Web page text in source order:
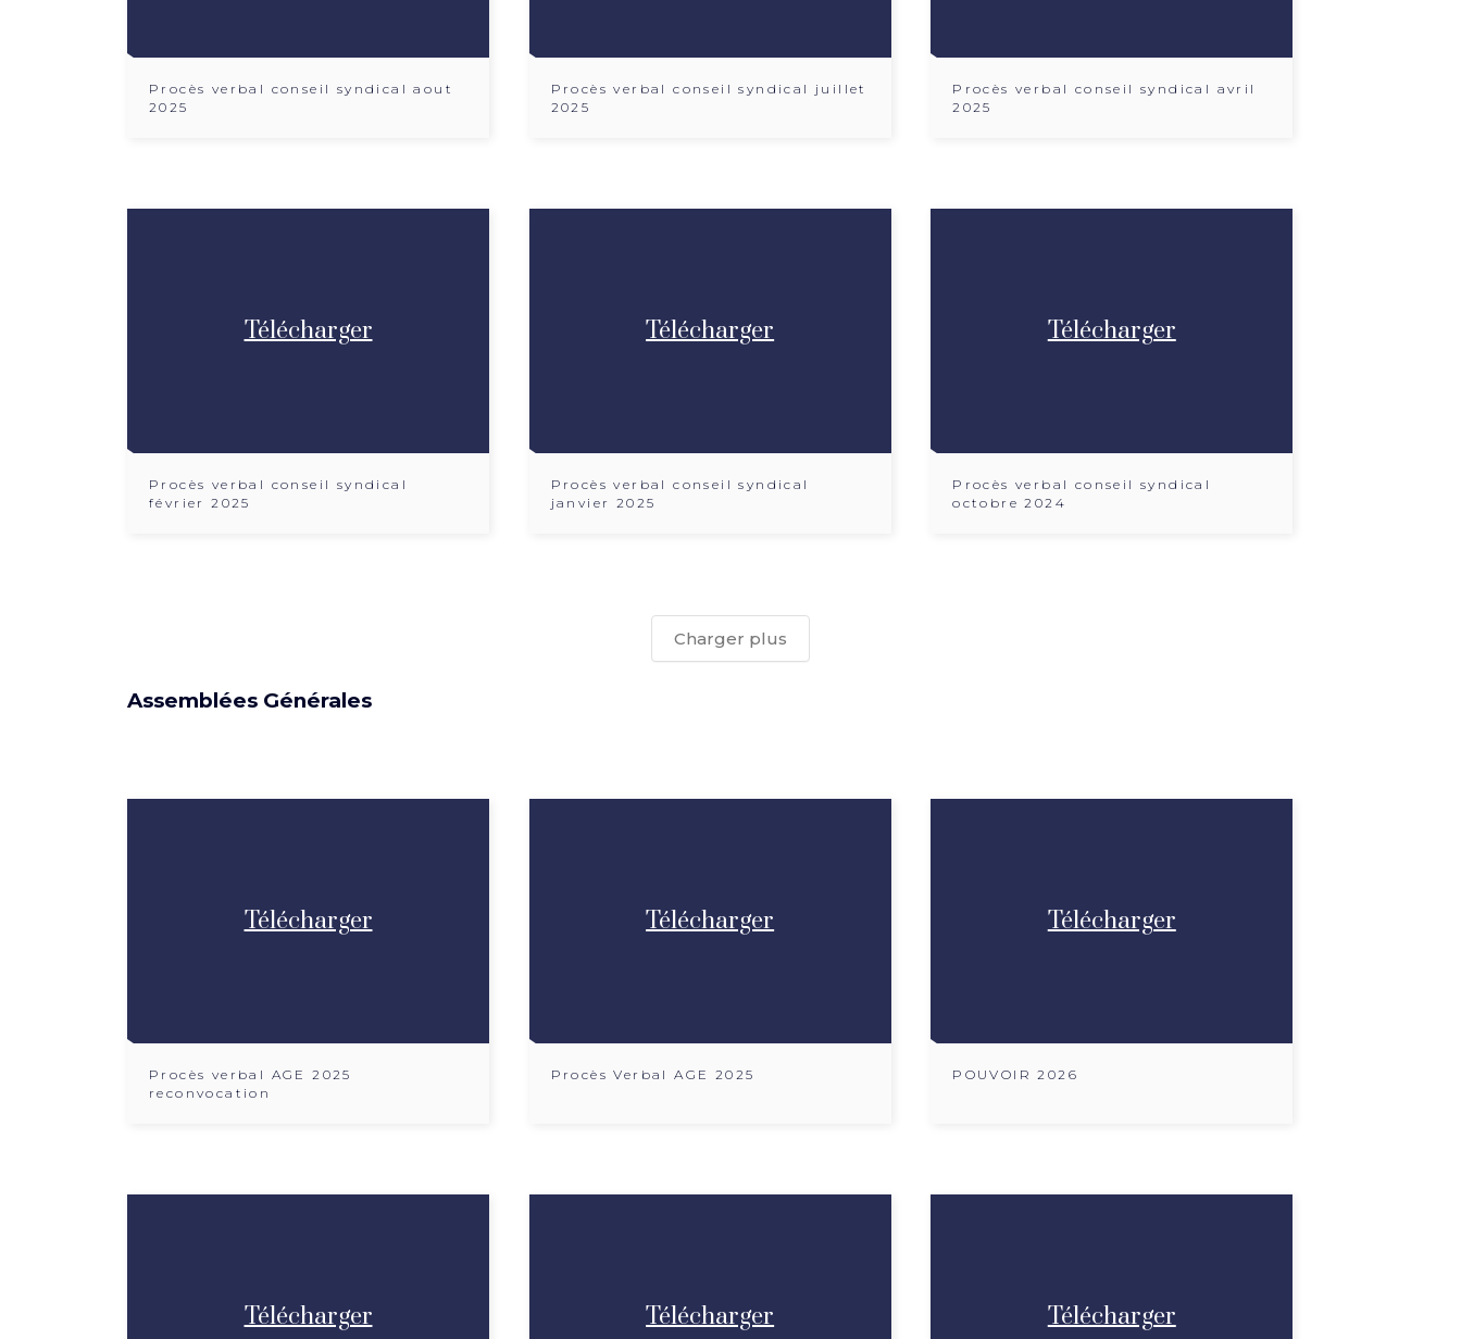
Procès verbal conseil syndical aout
2025
Procès verbal conseil syndical juillet
2025
Procès verbal conseil syndical avril
2025
Télécharger
Procès verbal conseil syndical
février 2025
Télécharger
Procès verbal conseil syndical
janvier 2025
Télécharger
Procès verbal conseil syndical
octobre 2024
Charger plus
Assemblées Générales
Télécharger
Procès verbal AGE 2025
reconvocation
Télécharger
Procès Verbal AGE 2025
Télécharger
POUVOIR 2026
Télécharger Télécharger Télécharger